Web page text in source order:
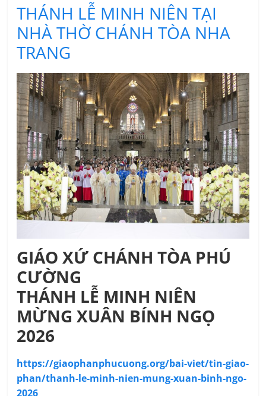
THÁNH LỄ MINH NIÊN TẠI
NHÀ THỜ CHÁNH TÒA NHA
TRANG
GIÁO XỨ CHÁNH TÒA PHÚ
CƯỜNG
THÁNH LỄ MINH NIÊN
MỪNG XUÂN BÍNH NGỌ
2026
https://giaophanphucuong.org/bai-viet/tin-giao-
phan/thanh-le-minh-nien-mung-xuan-binh-ngo-
2026